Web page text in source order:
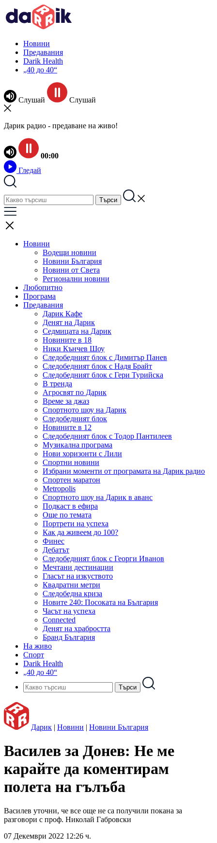
Новини
Предавания
Darik Health
„40 до 40“
Слушай Слушай
Дарик радио - предаване на живо!
00:00
Гледай
Новини
Водещи новини
Новини България
Новини от Света
Регионални новини
Любопитно
Програма
Предавания
Дарик Кафе
Денят на Дарик
Седмицата на Дарик
Новините в 18
Ники Кънчев Шоу
Следобедният блок с Димитър Панев
Следобедният блок с Надя Брайт
Следобедният блок с Гери Турийска
В тренда
Агросвят по Дарик
Време за джаз
Спортното шоу на Дарик
Следобедният блок
Новините в 12
Следобедният блок с Тодор Пантилеев
Музикална програма
Нови хоризонти с Лили
Спортни новини
Избрани моменти от програмата на Дарик радио
Спортен маратон
Metropolis
Спортното шоу на Дарик в аванс
Подкаст в ефира
Още по темата
Портрети на успеха
Как да живеем до 100?
Финес
Дебатът
Следобедният блок с Георги Иванов
Мечтани дестинации
Гласът на изкуството
Квадратни метри
Следобедна криза
Новите 240: Посоката на България
Часът на успеха
Connected
Денят на храбростта
Бранд България
На живо
Спорт
Darik Health
„40 до 40“
Дарик | Новини | Новини България
Василев за Донев: Не ме
карайте да коментирам
полета на гълъба
Василев уточни, че все още не са получили покана за
разговори с проф. Николай Габровски
07 Декември 2022 12:26 ч.